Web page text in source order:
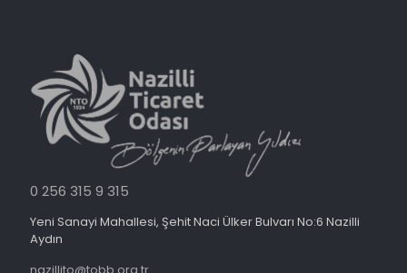
0 256 315 9 315
Yeni Sanayi Mahallesi, Şehit Naci Ülker Bulvarı No:6 Nazilli
Aydın